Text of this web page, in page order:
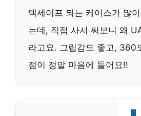
맥세이프 되는 케이스가 많
는데, 직접 사서 써보니 왜
라고요. 그립감도 좋고, 360
점이 정말 마음에 들어요!!